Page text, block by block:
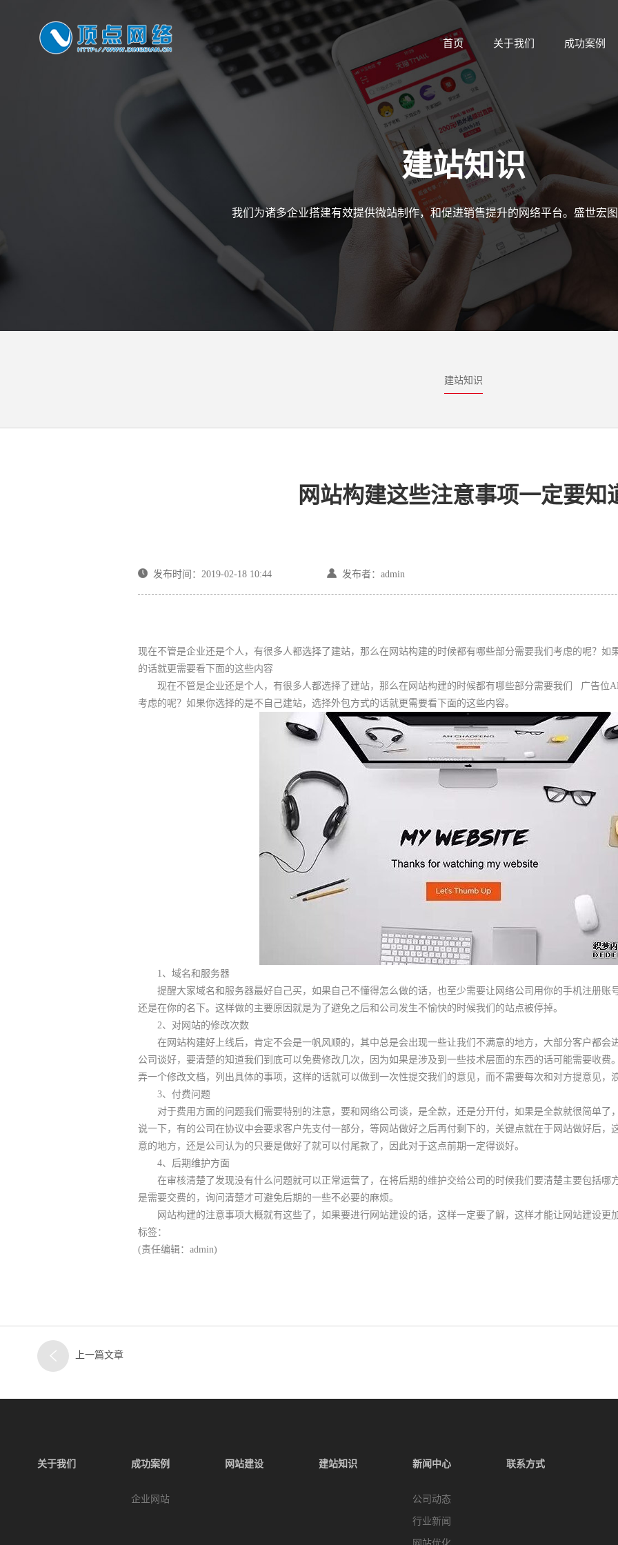
首页 关于我们 成功案例
建站知识
我们为诸多企业搭建有效提供微站制作，和促进销售提升的网络平台。盛世宏
建站知识
网站构建这些注意事项一定要知
发布时间：2019-02-18 10:44 发布者：admin
现在不管是企业还是个人，有很多人都选择了建站，那么在网站构建的时候都有哪些部分需要我们考虑的呢？如
的话就更需要看下面的这些内容
广告位
现在不管是企业还是个人，有很多人都选择了建站，那么在网站构建的时候都有哪些部分需要我们
考虑的呢？如果你选择的是不自己建站，选择外包方式的话就更需要看下面的这些内容。
1、域名和服务器
提醒大家域名和服务器最好自己买，如果自己不懂得怎么做的话，也至少需要让网络公司用你的手机注册账
还是在你的名下。这样做的主要原因就是为了避免之后和公司发生不愉快的时候我们的站点被停掉。
2、对网站的修改次数
在网站构建好上线后，肯定不会是一帆风顺的，其中总是会出现一些让我们不满意的地方，大部分客户都会
公司谈好，要清楚的知道我们到底可以免费修改几次，因为如果是涉及到一些技术层面的东西的话可能需要收费
弄一个修改文档，列出具体的事项，这样的话就可以做到一次性提交我们的意见，而不需要每次和对方提意见，
3、付费问题
对于费用方面的问题我们需要特别的注意，要和网络公司谈，是全款，还是分开付，如果是全款就很简单了
说一下，有的公司在协议中会要求客户先支付一部分，等网站做好之后再付剩下的，关键点就在于网站做好后，
意的地方，还是公司认为的只要是做好了就可以付尾款了，因此对于这点前期一定得谈好。
4、后期维护方面
在审核清楚了发现没有什么问题就可以正常运营了，在将后期的维护交给公司的时候我们要清楚主要包括哪
是需要交费的，询问清楚才可避免后期的一些不必要的麻烦。
网站构建的注意事项大概就有这些了，如果要进行网站建设的话，这样一定要了解，这样才能让网站建设更
标签：
(责任编辑：admin)
上一篇文章
关于我们 成功案例
企业网站
网站建设 建站知识 新闻中心
公司动态
行业新闻
网站优化
联系方式